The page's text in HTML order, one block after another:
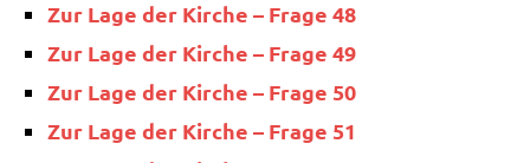
Zur Lage der Kir­che – Fra­ge 48
Zur Lage der Kir­che – Fra­ge 49
Zur Lage der Kir­che – Fra­ge 50
Zur Lage der Kir­che – Fra­ge 51